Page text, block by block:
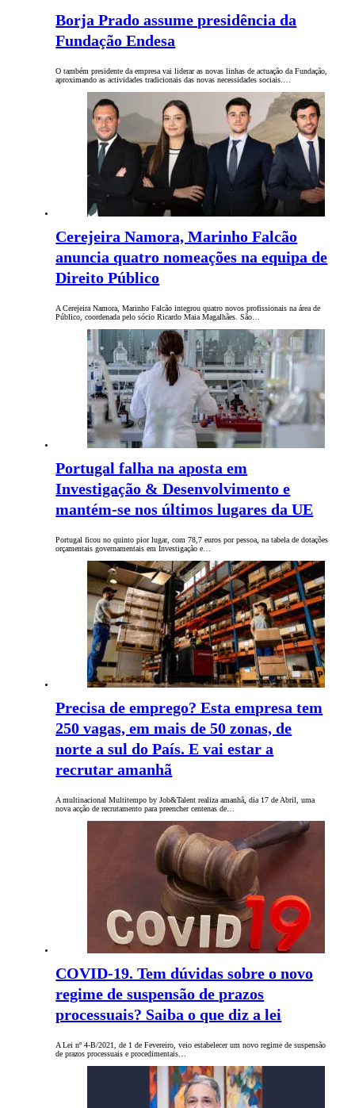
Borja Prado assume presidência da
Fundação Endesa
O também presidente da empresa vai liderar as novas linhas de actuação da Fundação,
aproximando as actividades tradicionais das novas necessidades sociais.…
Cerejeira Namora, Marinho Falcão
anuncia quatro nomeações na equipa de
Direito Público
A Cerejeira Namora, Marinho Falcão integrou quatro novos profissionais na área de
Público, coordenada pelo sócio Ricardo Maia Magalhães. São…
Portugal falha na aposta em
Investigação & Desenvolvimento e
mantém-se nos últimos lugares da UE
Portugal ficou no quinto pior lugar, com 78,7 euros por pessoa, na tabela de dotações
orçamentais governamentais em Investigação e…
Precisa de emprego? Esta empresa tem
250 vagas, em mais de 50 zonas, de
norte a sul do País. E vai estar a
recrutar amanhã
A multinacional Multitempo by Job&Talent realiza amanhã, dia 17 de Abril, uma
nova acção de recrutamento para preencher centenas de…
COVID-19. Tem dúvidas sobre o novo
regime de suspensão de prazos
processuais? Saiba o que diz a lei
A Lei nº 4-B/2021, de 1 de Fevereiro, veio estabelecer um novo regime de suspensão
de prazos processuais e procedimentais…